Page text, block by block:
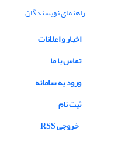
راهنمای نویسندگان
اخبار و اعلانات
تماس با ما
ورود به سامانه
ثبت نام
خروجی RSS